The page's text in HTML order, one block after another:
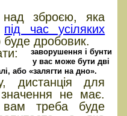
зброєю, яка
під час усіляких
дробовик.
заворушення і бунти
у вас може бути дві
або «залягти на дно».
дистанція для
значення не має.
треба буде